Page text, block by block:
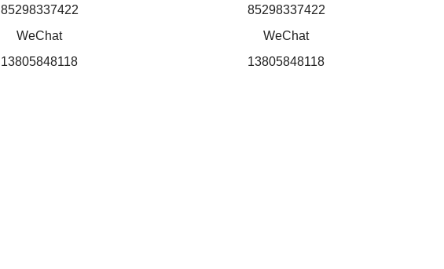
85298337422
WeChat
13805848118
85298337422
WeChat
13805848118